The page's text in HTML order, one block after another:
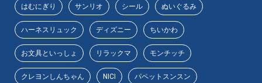
はむにぎり サンリオ シール ぬいぐるみ
ハーネスリュック ディズニー ちいかわ
お文具といっしょ リラックマ モンチッチ
クレヨンしんちゃん NICI パペットスンスン